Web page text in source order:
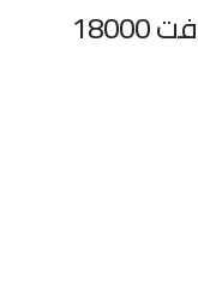
مواصفات مكيف سبليت كرافت 18000